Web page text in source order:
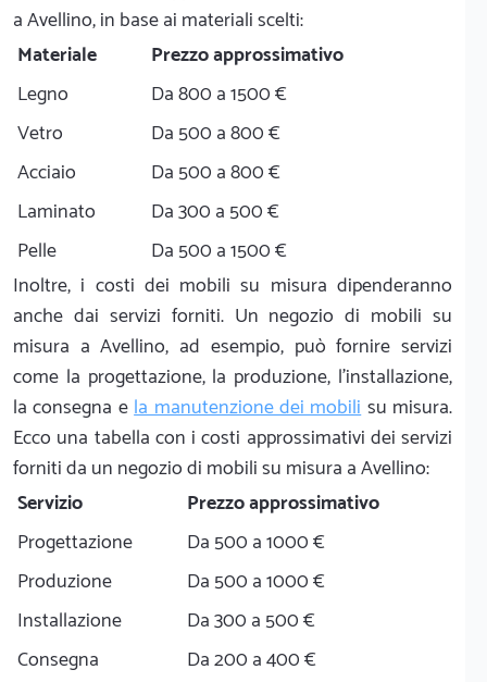
a Avellino, in base ai materiali scelti:
Materiale
Prezzo approssimativo
Legno
Da 800 a 1500 €
Vetro
Da 500 a 800 €
Acciaio
Da 500 a 800 €
Laminato
Da 300 a 500 €
Pelle
Da 500 a 1500 €
Inoltre, i costi dei mobili su misura dipenderanno
anche dai servizi forniti. Un negozio di mobili su
misura a Avellino, ad esempio, può fornire servizi
come la progettazione, la produzione, l'installazione,
la consegna ela manutenzione dei mobilisu misura.
Ecco una tabella con i costi approssimativi dei servizi
forniti da un negozio di mobili su misura a Avellino:
Servizio
Prezzo approssimativo
Progettazione
Da 500 a 1000 €
Produzione
Da 500 a 1000 €
Installazione
Da 300 a 500 €
Consegna
Da 200 a 400 €